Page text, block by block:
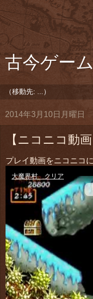
古今ゲー
2014年3月10日月曜日
【ニコニコ動
プレイ動画をニコニコ